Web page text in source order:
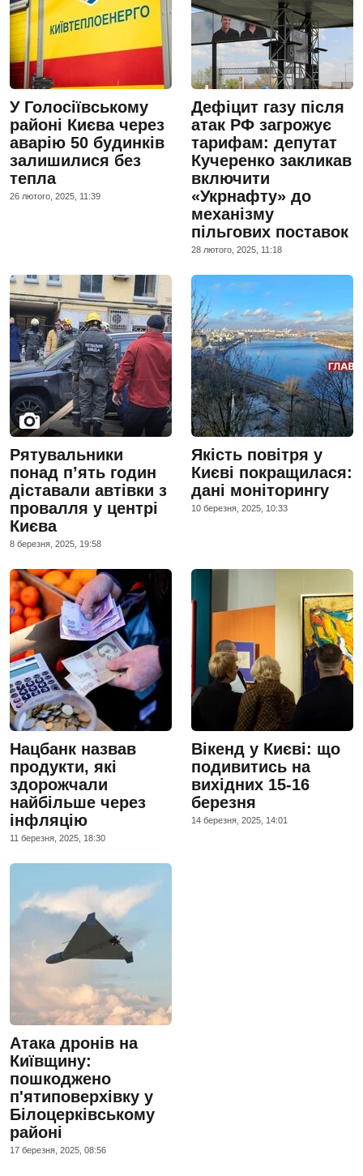
У Голосіївському
районі Києва через
аварію 50 будинків
залишилися без
тепла
26 лютого, 2025, 11:39
Дефіцит газу після
атак РФ загрожує
тарифам: депутат
Кучеренко закликав
включити
«Укрнафту» до
механізму
пільгових поставок
28 лютого, 2025, 11:18
Рятувальники
понад п’ять годин
діставали автівки з
провалля у центрі
Києва
8 березня, 2025, 19:58
Якість повітря у
Києві покращилася:
дані моніторингу
10 березня, 2025, 10:33
Нацбанк назвав
продукти, які
здорожчали
найбільше через
інфляцію
11 березня, 2025, 18:30
Вікенд у Києві: що
подивитись на
вихідних 15-16
березня
14 березня, 2025, 14:01
Атака дронів на
Київщину:
пошкоджено
п'ятиповерхівку у
Білоцерківському
районі
17 березня, 2025, 08:56